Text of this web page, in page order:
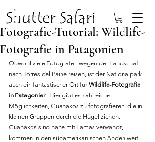
Fotografie-Tutorial: Wildlife-
Fotografie in Patagonien
Obwohl viele Fotografen wegen der Landschaft
nach Torres del Paine reisen, ist der Nationalpark
auch ein fantastischer Ort für Wildlife-Fotografie
in Patagonien. Hier gibt es zahlreiche
Möglichkeiten, Guanakos zu fotografieren, die in
kleinen Gruppen durch die Hügel ziehen.
Guanakos sind nahe mit Lamas verwandt,
kommen in den südamerikanischen Anden weit